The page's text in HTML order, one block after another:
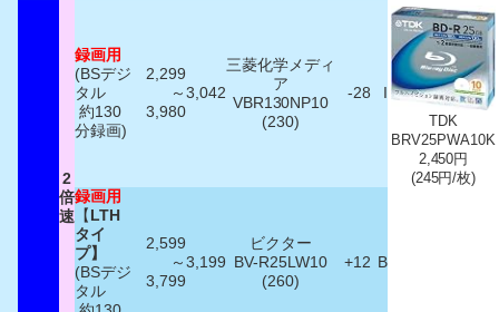
2
倍
速
録画用
(BSデジ
タル
約130
分録画)
2,299
～
3,980
3,042
三菱化学メディ
ア
VBR130NP10
(230)
-28 I
TDK
BRV25PWA10K
2,450円
(245円/枚)
録画用
【LTH
タイ
プ】
(BSデジ
タル
2,599
～
3,799
3,199
ビクター
BV-R25LW10
(260)
+12 B